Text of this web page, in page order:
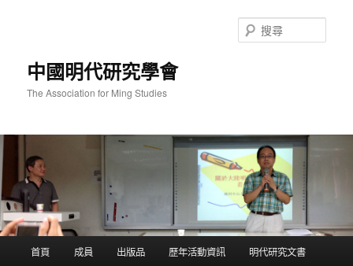
中國明代研究學會
The Association for Ming Studies
尋
首頁 成員 出版品 歷年活動資訊 明代研究文書